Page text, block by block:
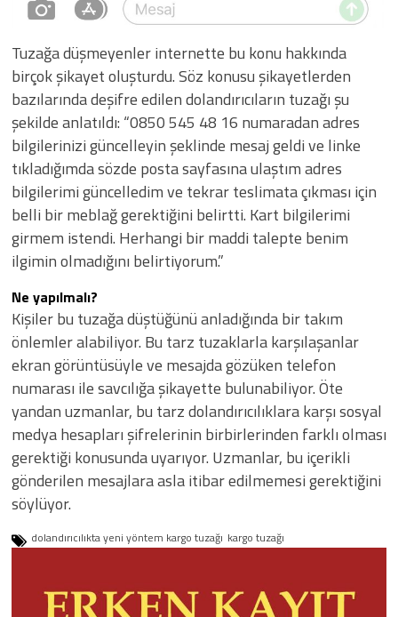
Tuzağa düşmeyenler internette bu konu hakkında
birçok şikayet oluşturdu. Söz konusu şikayetlerden
bazılarında deşifre edilen dolandırıcıların tuzağı şu
şekilde anlatıldı: “0850 545 48 16 numaradan adres
bilgilerinizi güncelleyin şeklinde mesaj geldi ve linke
tıkladığımda sözde posta sayfasına ulaştım adres
bilgilerimi güncelledim ve tekrar teslimata çıkması için
belli bir meblağ gerektiğini belirtti. Kart bilgilerimi
girmem istendi. Herhangi bir maddi talepte benim
ilgimin olmadığını belirtiyorum.”
Ne yapılmalı?
Kişiler bu tuzağa düştüğünü anladığında bir takım
önlemler alabiliyor. Bu tarz tuzaklarla karşılaşanlar
ekran görüntüsüyle ve mesajda gözüken telefon
numarası ile savcılığa şikayette bulunabiliyor. Öte
yandan uzmanlar, bu tarz dolandırıcılıklara karşı sosyal
medya hesapları şifrelerinin birbirlerinden farklı olması
gerektiği konusunda uyarıyor. Uzmanlar, bu içerikli
gönderilen mesajlara asla itibar edilmemesi gerektiğini
söylüyor.
dolandırıcılıkta yeni yöntem kargo tuzağı kargo tuzağı